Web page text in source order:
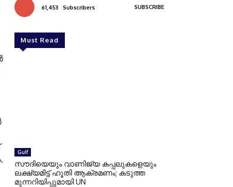
61,453 Subscribers SUBSCRIBE
Must Read
Gulf
സൗദിയെയും വാണിജ്യ കപ്പലുകളെയും
ലക്ഷ്യമിട്ട് ഹൂതി ആക്രമണം; കടുത്ത
മുന്നറിയിപ്പുമായി UN